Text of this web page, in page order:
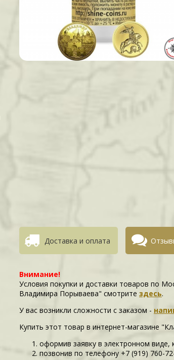
Доставка и оплата
Внимание!
Условия покупки и доставки товаров по
Владимира Порываева" смотрите здесь.
У вас возникли сложности c заказом -
Купить этот товар в интернет-магазине
оформив заявку в электронном
позвонив по телефону +7 (919) 760-